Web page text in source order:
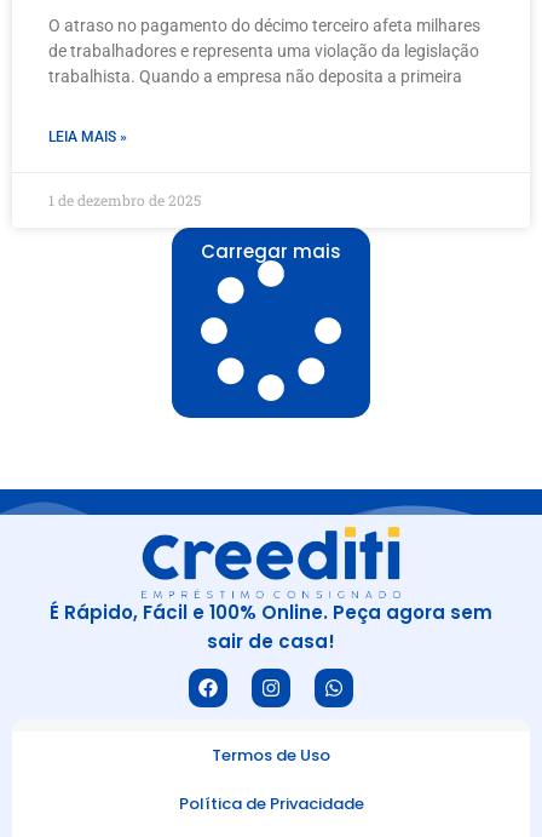
O atraso no pagamento do décimo terceiro afeta milhares
de trabalhadores e representa uma violação da legislação
trabalhista. Quando a empresa não deposita a primeira
LEIA MAIS »
1 de dezembro de 2025
Carregar mais
É Rápido, Fácil e 100% Online. Peça agora sem
sair de casa!
Termos de Uso
Política de Privacidade